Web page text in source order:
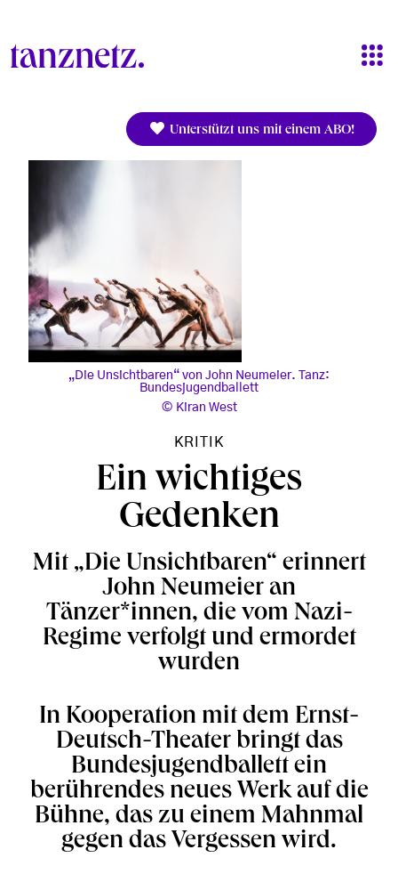
Unterstützt uns mit einem ABO!
„Die Unsichtbaren“ von John Neumeier. Tanz:
Bundesjugendballett
Kiran West
KRITIK
Ein wichtiges
Gedenken
Mit „Die Unsichtbaren“ erinnert
John Neumeier an
Tänzer*innen, die vom Nazi-
Regime verfolgt und ermordet
wurden
In Kooperation mit dem Ernst-
Deutsch-Theater bringt das
Bundesjugendballett ein
berührendes neues Werk auf die
Bühne, das zu einem Mahnmal
gegen das Vergessen wird.